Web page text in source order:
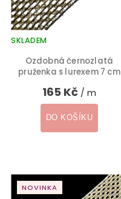
Ozdobná černozlatá
pruženka s lurexem 7 cm
SKLADEM
165 Kč / m
DO KOŠÍKU
NOVINKA